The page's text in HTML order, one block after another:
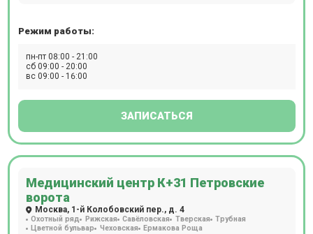
спирометрию, гистероскопию, колоноскопию, ЭФГДС,
томография выполняется на томографе GE Brivo CT385.
Обследование можно пройти с контрастированием и без
Режим работы:
пн-пт 08:00 - 21:00
сб 09:00 - 20:00
вс 09:00 - 16:00
ЗАПИСАТЬСЯ
Медицинский центр К+31 Петровские
ворота
Москва, 1-й Колобовский пер., д. 4
Охотный ряд Рижская Савёловская Тверская
Трубная
Цветной бульвар Чеховская Ермакова Роща